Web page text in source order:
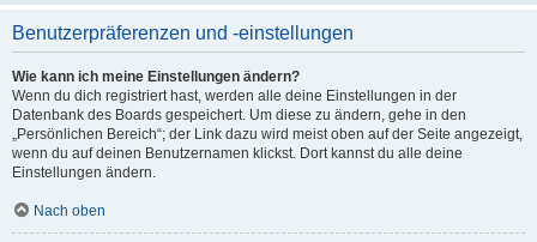
Benutzerpräferenzen und -einstellungen
Wie kann ich meine Einstellungen ändern?
Wenn du dich registriert hast, werden alle deine Einstellungen in der
Datenbank des Boards gespeichert. Um diese zu ändern, gehe in den
„Persönlichen Bereich“; der Link dazu wird meist oben auf der Seite angezeigt,
wenn du auf deinen Benutzernamen klickst. Dort kannst du alle deine
Einstellungen ändern.
Nach oben